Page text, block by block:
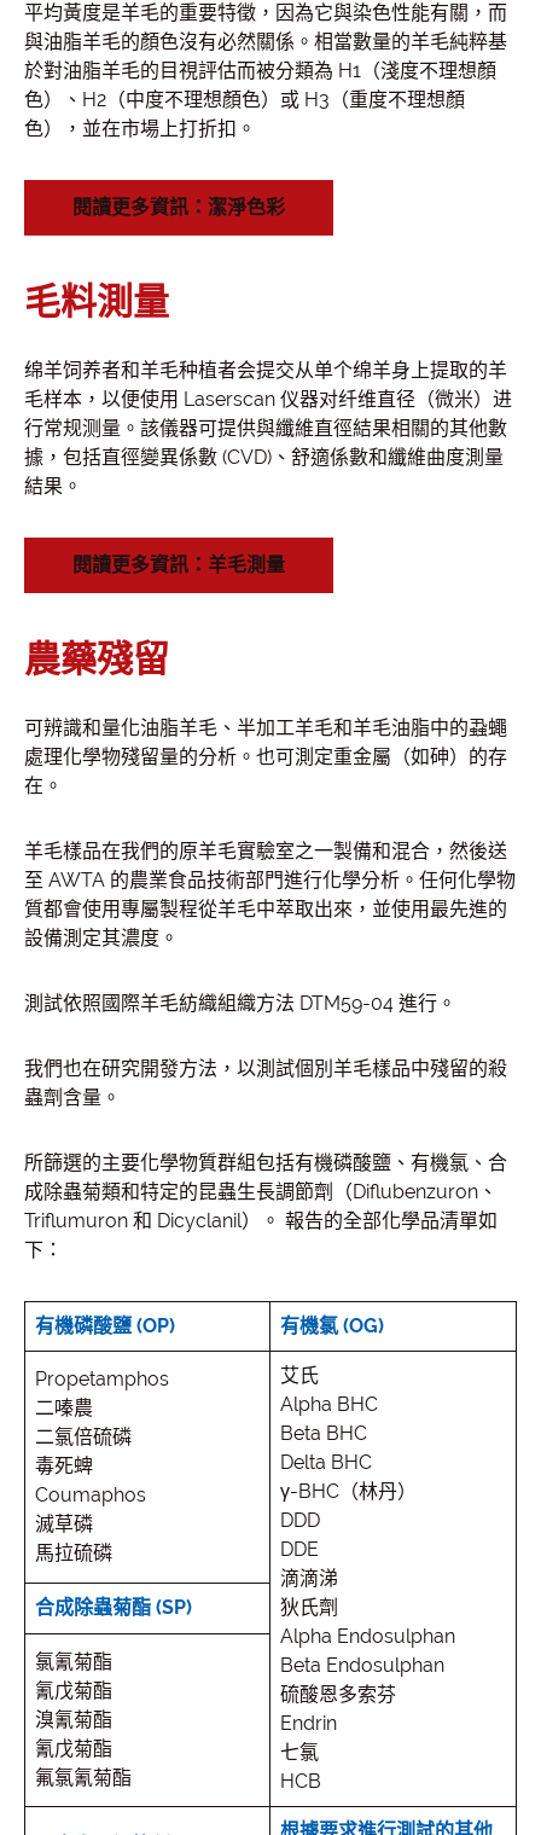
平均黃度是羊毛的重要特徵，因為它與染色性能有關，而
與油脂羊毛的顏色沒有必然關係。相當數量的羊毛純粹基
於對油脂羊毛的目視評估而被分類為 H1（淺度不理想顏
色）、H2（中度不理想顏色）或 H3（重度不理想顏
色），並在市場上打折扣。
閱讀更多資訊：潔淨色彩
毛料測量
绵羊饲养者和羊毛种植者会提交从单个绵羊身上提取的羊
毛样本，以便使用 Laserscan 仪器对纤维直径（微米）进
行常规测量。該儀器可提供與纖維直徑結果相關的其他數
據，包括直徑變異係數 (CVD)、舒適係數和纖維曲度測量
結果。
閱讀更多資訊：羊毛測量
農藥殘留
可辨識和量化油脂羊毛、半加工羊毛和羊毛油脂中的蝨蠅
處理化學物殘留量的分析。也可測定重金屬（如砷）的存
在。
羊毛樣品在我們的原羊毛實驗室之一製備和混合，然後送
至 AWTA 的農業食品技術部門進行化學分析。任何化學物
質都會使用專屬製程從羊毛中萃取出來，並使用最先進的
設備測定其濃度。
測試依照國際羊毛紡織組織方法 DTM59-04 進行。
我們也在研究開發方法，以測試個別羊毛樣品中殘留的殺
蟲劑含量。
所篩選的主要化學物質群組包括有機磷酸鹽、有機氯、合
成除蟲菊類和特定的昆蟲生長調節劑（Diflubenzuron、
Triflumuron 和 Dicyclanil）。 報告的全部化學品清單如
下：
有機磷酸鹽 (OP) 有機氯 (OG)
Propetamphos
二嗪農
二氯倍硫磷
毒死蜱
Coumaphos
滅草磷
馬拉硫磷
艾氏
Alpha BHC
Beta BHC
Delta BHC
γ-BHC（林丹）
DDD
DDE
滴滴涕
狄氏劑
Alpha Endosulphan
Beta Endosulphan
硫酸恩多索芬
Endrin
七氯
HCB
合成除蟲菊酯 (SP)
氯氰菊酯
氰戊菊酯
溴氰菊酯
氰戊菊酯
氟氯氰菊酯